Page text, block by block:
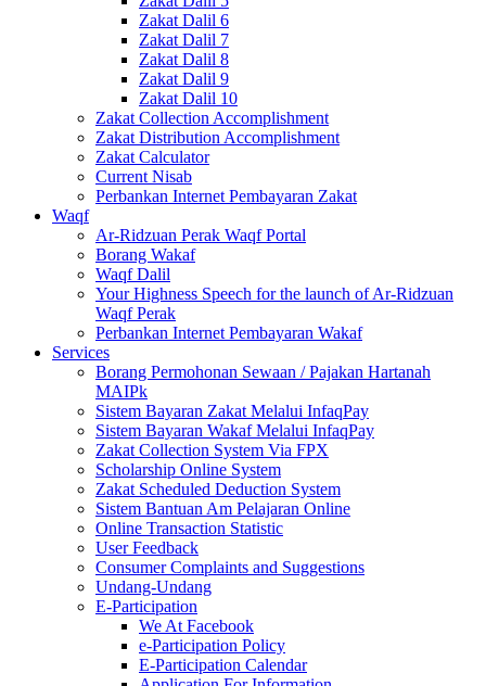
Zakat Dalil 6
Zakat Dalil 7
Zakat Dalil 8
Zakat Dalil 9
Zakat Dalil 10
Zakat Collection Accomplishment
Zakat Distribution Accomplishment
Zakat Calculator
Current Nisab
Perbankan Internet Pembayaran Zakat
Waqf
Ar-Ridzuan Perak Waqf Portal
Borang Wakaf
Waqf Dalil
Your Highness Speech for the launch of Ar-Ridzuan
Waqf Perak
Perbankan Internet Pembayaran Wakaf
Services
Borang Permohonan Sewaan / Pajakan Hartanah
MAIPk
Sistem Bayaran Zakat Melalui InfaqPay
Sistem Bayaran Wakaf Melalui InfaqPay
Zakat Collection System Via FPX
Scholarship Online System
Zakat Scheduled Deduction System
Sistem Bantuan Am Pelajaran Online
Online Transaction Statistic
User Feedback
Consumer Complaints and Suggestions
Undang-Undang
E-Participation
We At Facebook
e-Participation Policy
E-Participation Calendar